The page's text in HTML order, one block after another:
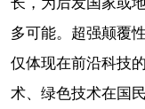
多可能。超强颠覆
仅体现在前沿科技
术、绿色技术在国